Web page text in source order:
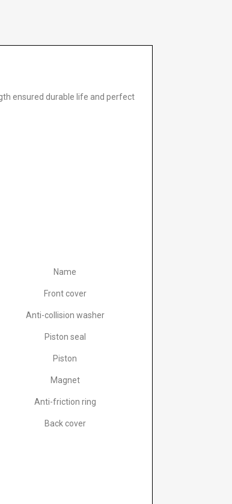
ensured durable life and perfect
Name
Front cover
Anti-collision washer
Piston seal
Piston
Magnet
Anti-friction ring
Back cover